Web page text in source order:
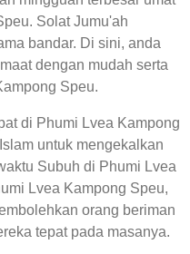
Solat Jumu'ah
bandar. Di sini, anda
dengan mudah serta
Speu.
di Phumi Lvea Kampong
untuk mengekalkan
Subuh di Phumi Lvea
Lvea Kampong Speu,
orang beriman
tepat pada masanya.